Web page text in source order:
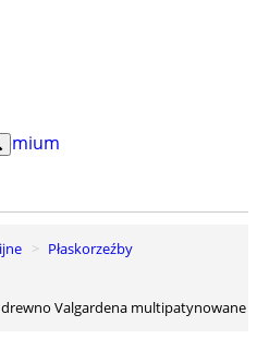
Płaskorzeźby
drewno Valgardena multipatynowane